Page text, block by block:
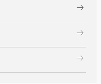
arrow_right_alt
arrow_right_alt
arrow_right_alt